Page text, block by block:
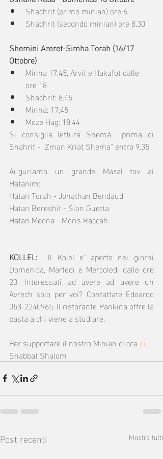
Shachrit (primo minian) ore 6
Shachrit (secondo minian) ore 8.30
Shemini Azeret-Simha Torah (16/17
Ottobre)
Minha 17.45, Arvit e Hakafot dalle
ore 18
Shachrit: 8.45
Minha: 17.45
Moze Hag: 18.44
Si consiglia lettura Shemà  prima di
Shahrit - "Zman Kriat Shema" entro 9.35.
Auguriamo un grande Mazal tov ai
Hatanim:
Hatan Torah - Jonathan Bendaud
Hatan Bereshit - Sion Guetta
Hatan Meona - Moris Raccah.
KOLLEL: Il Kolel e' aperto nei giorni
Domenica, Martedi e Mercoledi dalle ore
20. Interessati ad avere ad avere un
Avrech solo per voi? Contattate Edoardo
053-2240965. Il ristorante Pankina offre la
pasta a chi viene a studiare.
Per supportare il nostro Minian clicca qui
Shabbat Shalom
Post recenti Mostra tutti